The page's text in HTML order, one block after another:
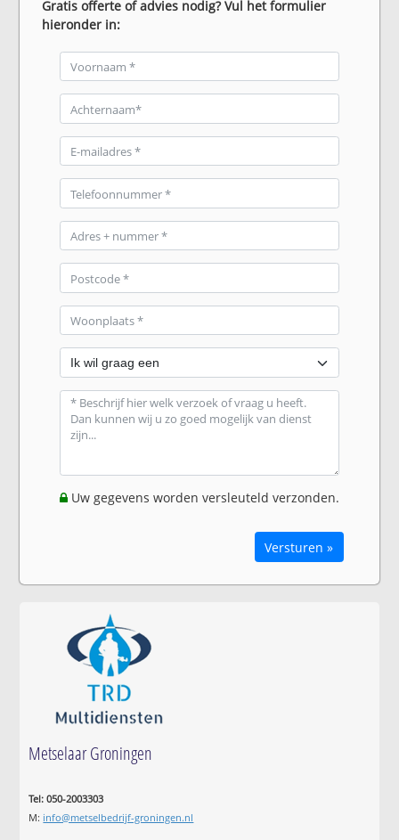
Gratis offerte of advies nodig? Vul het formulier
hieronder in:
Uw gegevens worden versleuteld verzonden.
Versturen »
Metselaar Groningen
Tel: 050-2003303
M: info@metselbedrijf-groningen.nl